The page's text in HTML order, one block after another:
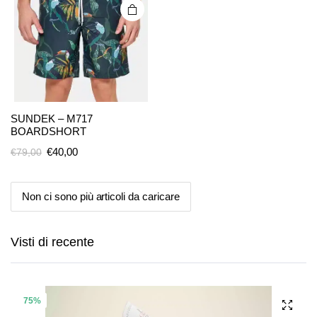
scelte
nella
pagina
del
prodotto
SUNDEK – M717
BOARDSHORT
€79,00 Il
originale
era:
€79,00.
€40,00Il
attuale
è:
€40,00.
Non ci sono più articoli da caricare
Visti di recente
75%
Le
possono